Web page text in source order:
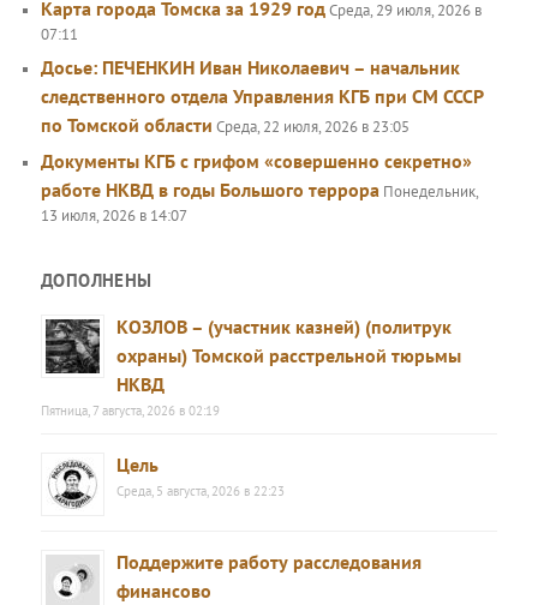
Карта города Томска за 1929 годСреда, 29 июля, 2026 в
07:11
Досье: ПЕЧЕНКИН Иван Николаевич – начальник
следственного отдела Управления КГБ при СМ СССР
по Томской области Среда, 22 июля, 2026 в 23:05
Документы КГБ с грифом «совершенно секретно»
работе НКВД в годы Большого террора Понедельник,
13 июля, 2026 в 14:07
ДОПОЛНЕНЫ
КОЗЛОВ – (участник казней) (политрук
охраны) Томской расстрельной тюрьмы
НКВД
Пятница, 7 августа, 2026 в 02:19
Цель
Среда, 5 августа, 2026 в 22:23
Поддержите работу расследования
финансово